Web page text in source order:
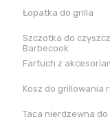
Łopatka do grilla
Szczotka do
Barbecook
Fartuch z
Kosz do grillowania
Taca nierdzewna